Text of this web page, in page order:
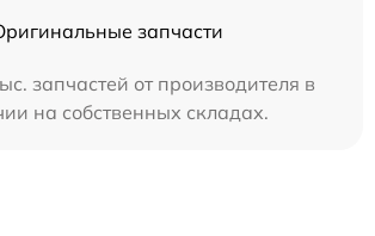
запчасти
запчастей от производителя в
на собственных складах.